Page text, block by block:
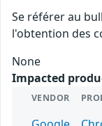
Se référer au
l'obtention des
None
Impacted
VENDOR